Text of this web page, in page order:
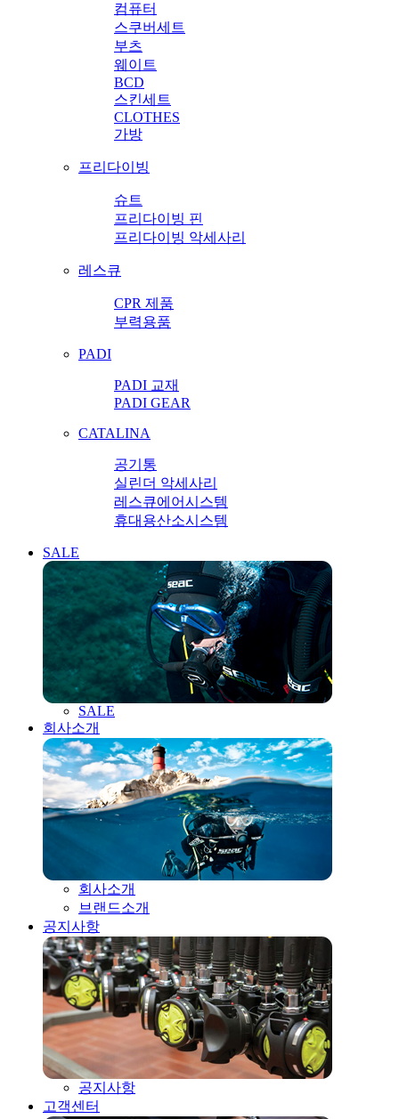
컴퓨터
스쿠버세트
부츠
웨이트
BCD
스킨세트
CLOTHES
가방
프리다이빙
슈트
프리다이빙 핀
프리다이빙 악세사리
레스큐
CPR 제품
부력용품
PADI
PADI 교재
PADI GEAR
CATALINA
공기통
실린더 악세사리
레스큐에어시스템
휴대용산소시스템
SALE
SALE
회사소개
회사소개
브랜드소개
공지사항
공지사항
고객센터